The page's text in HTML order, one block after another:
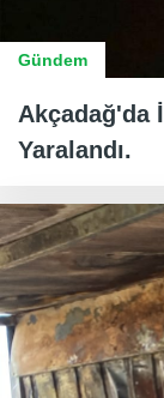
Gündem
Akçadağ'da
Yaralandı.